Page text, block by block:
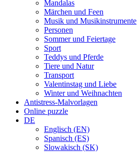
Mandalas
Märchen und Feen
Musik und Musikinstrumente
Personen
Sommer und Feiertage
Sport
Teddys und Pferde
Tiere und Natur
Transport
Valentinstag und Liebe
Winter und Weihnachten
Antistress-Malvorlagen
Online puzzle
DE
Englisch (EN)
Spanisch (ES)
Slowakisch (SK)